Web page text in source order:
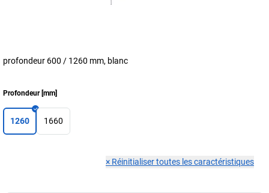
profondeur 600 / 1260 mm, blanc
Profondeur[mm]
1260 1660
× Réinitialiser toutes les caractéristiques